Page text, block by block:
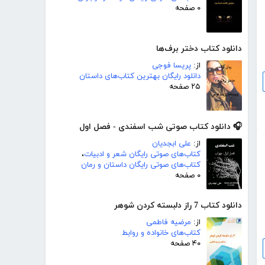
۰ صفحه
دانلود کتاب دختر برف‌ها
از: پریسا فوجی
دانلود رایگان بهترین کتاب‌های داستان
۲۵ صفحه
🎧 دانلود کتاب صوتی شب اسفندی - فصل اول
از: علی ابجدیان
کتاب‌های صوتی رایگان شعر و ادبیات،
کتاب‌های صوتی رایگان داستان و رمان
۰ صفحه
دانلود کتاب 7 راز دلبسته کردن شوهر
از: مرضیه فاطمی
کتاب‌های خانواده و روابط
۴۰ صفحه